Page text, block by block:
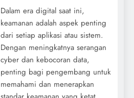
Dalam era digital saat ini,
keamanan adalah aspek penting
dari setiap aplikasi atau sistem.
Dengan meningkatnya serangan
cyber dan kebocoran data,
penting bagi pengembang untuk
memahami dan menerapkan